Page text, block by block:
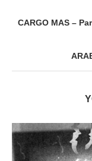
CARGO MAS –